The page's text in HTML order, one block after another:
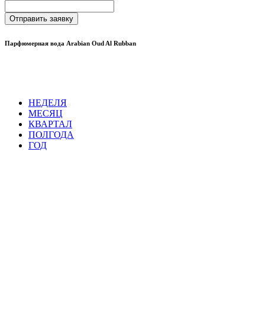
Отправить заявку
Парфюмерная вода Arabian Oud Al Rubban
НЕДЕЛЯ
МЕСЯЦ
КВАРТАЛ
ПОЛГОДА
ГОД